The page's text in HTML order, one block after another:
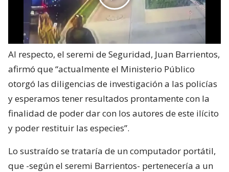
Al respecto, el seremi de Seguridad, Juan Barrientos,
afirmó que “actualmente el Ministerio Público
otorgó las diligencias de investigación a las policías
y esperamos tener resultados prontamente con la
finalidad de poder dar con los autores de este ilícito
y poder restituir las especies”.
Lo sustraído se trataría de un computador portátil,
que -según el seremi Barrientos- pertenecería a un